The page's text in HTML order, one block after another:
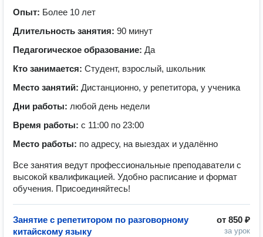
Опыт: Более 10 лет
Длительность занятия: 90 минут
Педагогическое образование: Да
Кто занимается: Студент, взрослый, школьник
Место занятий: Дистанционно, у репетитора, у ученика
Дни работы: любой день недели
Время работы: с 11:00 по 23:00
Место работы: по адресу, на выездах и удалённо
Все занятия ведут профессиональные преподаватели с
высокой квалификацией. Удобно расписание и формат
обучения. Присоединяйтесь!
от 850 ₽
за урок
Занятие с репетитором по разговорному
китайскому языку